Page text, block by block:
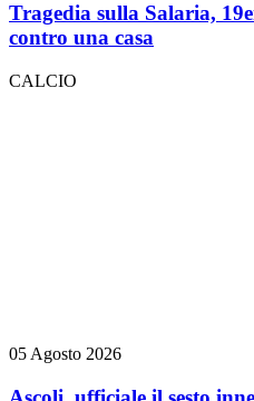
Tragedia sulla Salaria,
contro una casa
CALCIO
05 Agosto 2026